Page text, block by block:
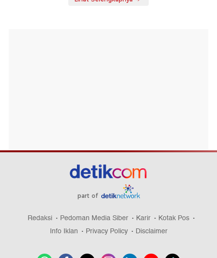
part of
Redaksi Pedoman Media Siber Karir
Kotak Pos
Info Iklan
Privacy Policy Disclaimer